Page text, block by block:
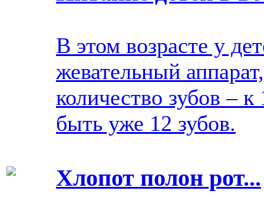
В этом возрасте у
жевательный
количество зубов –
быть уже 12 зубов.
Хлопот полон рот...